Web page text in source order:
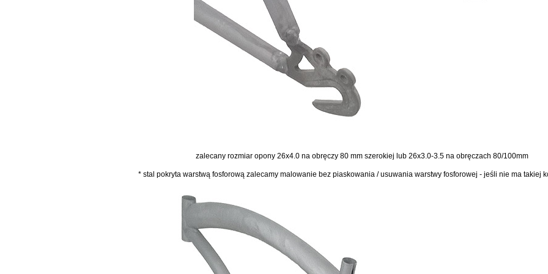
zalecany rozmiar opony 26x4.0 na obręczy 80 mm szerokiej lub 26x3.0-3.5 na obręczach 80/100mm
* stal pokryta warstwą fosforową zalecamy malowanie bez piaskowania / usuwania warstwy fosforowej - jeśli nie ma takiej